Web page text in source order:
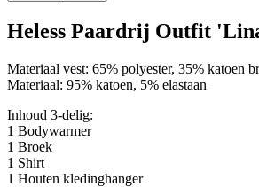
Heless Paardrij Outfit
Materiaal vest: 65% polyester, 35% katoen
Materiaal: 95% katoen, 5% elastaan
​​Inhoud 3-delig:
1 Bodywarmer
1 Broek
1 Shirt
1 Houten kledinghanger